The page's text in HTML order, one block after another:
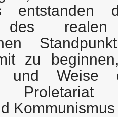
entstanden
des
zu
und Weise